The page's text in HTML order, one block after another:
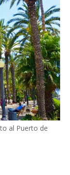
al Puerto de